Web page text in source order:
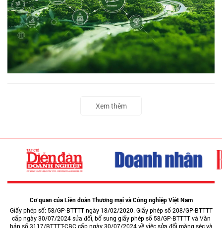
Xem thêm
Cơ quan của Liên đoàn Thương mại và Công nghiệp Việt Nam
Giấy phép số: 58/GP-BTTTT ngày 18/02/2020. Giấy phép số 208/GP-BTTTT
cấp ngày 30/07/2024 sửa đổi, bổ sung giấy phép số 58/GP-BTTTT và Văn
bản số 3117/BTTTT-CBC cấp ngày 30/07/2024 về việc sửa đổi măng séc và